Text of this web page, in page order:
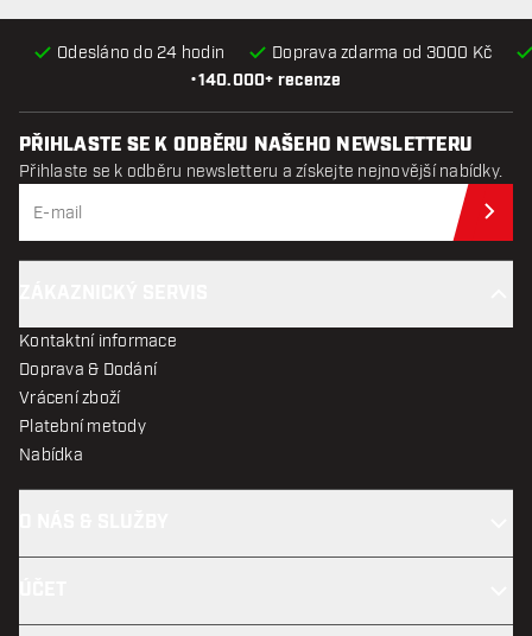
•140.000+ recenze
Odesláno do 24 hodin Doprava zdarma od 3000 Kč
PŘIHLASTE SE K ODBĚRU NAŠEHO NEWSLETTERU
Přihlaste se k odběru newsletteru a získejte nejnovější nabídky.
Kontaktní informace
Doprava & Dodání
Vrácení zboží
Platební metody
Nabídka